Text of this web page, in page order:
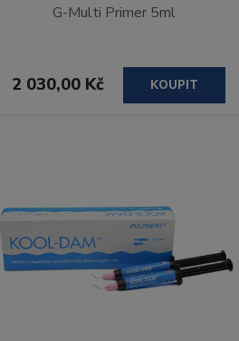
G-Multi Primer 5ml
2 030,00 Kč KOUPIT